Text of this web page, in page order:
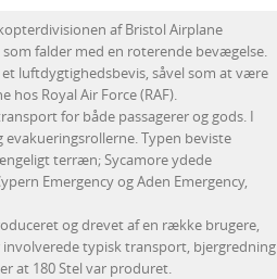
af Bristol Airplane
falder med en roterende bevægelse.
luftdygtighedsbevis, såvel som at være
Royal Air Force (RAF).
for både passagerer og gods. I
Typen beviste
terræn; Sycamore ydede
Emergency og Aden Emergency,
og drevet af en række brugere,
typisk transport, bjergredning
at 180 Stel var produret.